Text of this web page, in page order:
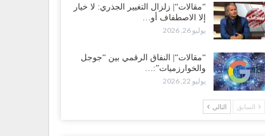
“مقالات“| زلزال التغيير الجذري: لا خيار
إلا الاصطفاف أو…
يوليو 26, 2026
“مقالات“| النفاق الرقمي بين “جوجل
والخوارزميات”:…
يوليو 22, 2026
السابق التالي